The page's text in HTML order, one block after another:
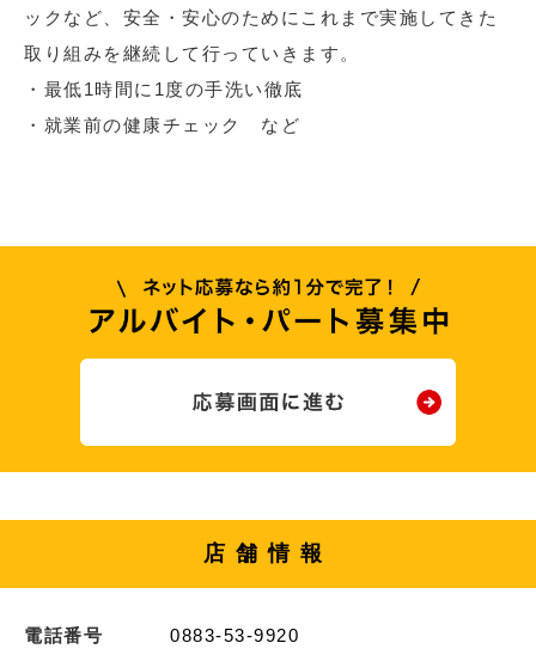
ックなど、安全・安心のためにこれまで実施してきた
取り組みを継続して行っていきます。
・最低1時間に1度の手洗い徹底
・就業前の健康チェック など
店舗情報
電話番号 0883-53-9920